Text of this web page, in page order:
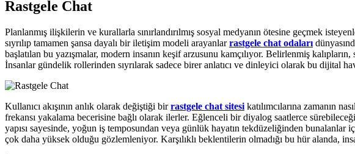
Rastgele Chat
Planlanmış ilişkilerin ve kurallarla sınırlandırılmış sosyal medyanın ötesine geçmek
sıyrılıp tamamen şansa dayalı bir iletişim modeli arayanlarrastgele chat odaları
başlatılan bu yazışmalar, modern insanın keşif arzusunu kamçılıyor. Belirlenmiş
İnsanlar gündelik rollerinden sıyrılarak sadece birer anlatıcı ve dinleyici olarak bu dijital
Kullanıcı akışının anlık olarak değiştiği birrastgele chat sitesi katılımcılarına zamanın
frekansı yakalama becerisine bağlı olarak ilerler. Eğlenceli bir diyalog saatlerce
yapısı sayesinde, yoğun iş temposundan veya günlük hayatın tekdüzeliğinden
çok daha yüksek olduğu gözlemleniyor. Karşılıklı beklentilerin olmadığı bu hür alanda,